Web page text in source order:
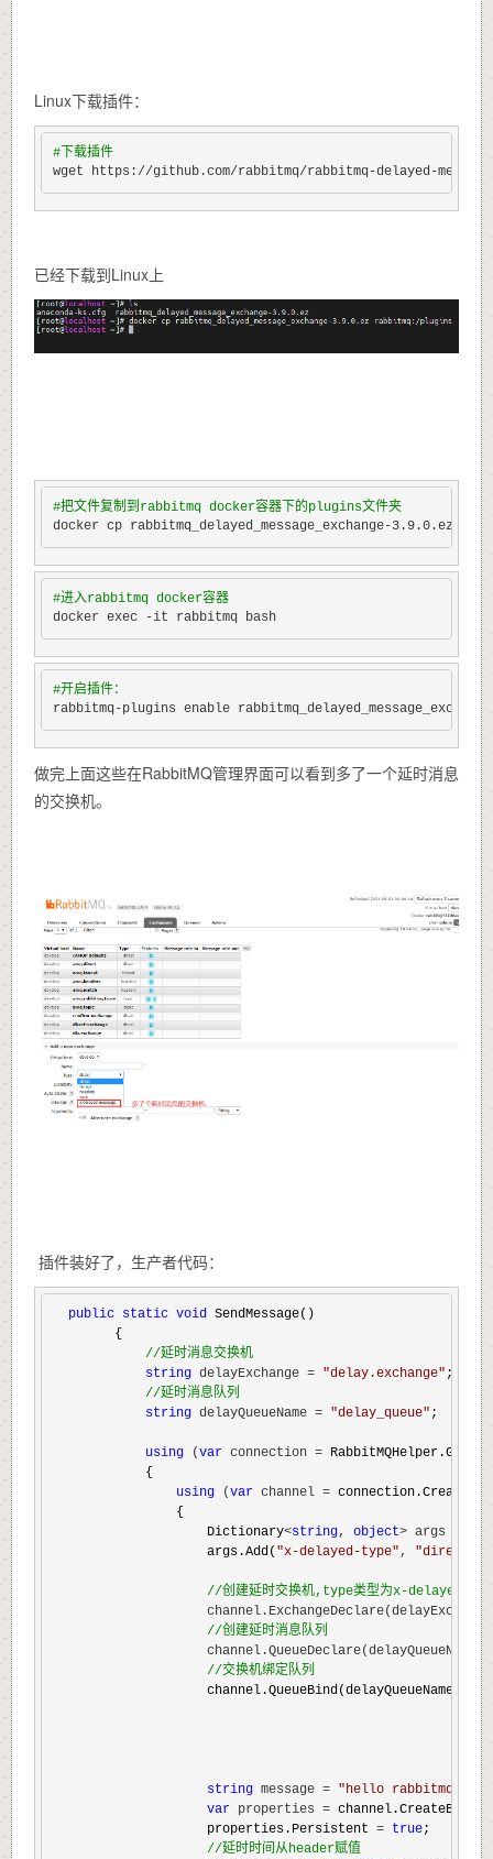
Linux下载插件：
#下载插件
wget https://github.com/rabbitmq/rabbitmq-delayed-
已经下载到Linux上
#把文件复制到rabbitmq docker容器下的plugins文件夹
docker cp rabbitmq_delayed_message_exchange-3.9.0.ez
#进入rabbitmq docker容器
docker exec -it rabbitmq bash
#开启插件：
rabbitmq-plugins enable rabbitmq_delayed_message_exchange
做完上面这些在RabbitMQ管理界面可以看到多了一个延时消息
的交换机。
插件装好了，生产者代码：
public static void SendMessage()
        {
//延时消息交换机
string delayExchange = "delay.exchange" ;
//延时消息队列
string delayQueueName = "delay_queue" ;
using (var connection =
            {
using (var channel =
                {
                    Dictionary
<string, object> args = new
                    args.Add(
"x-delayed-type" , "direct
//创建延时交换机,type类型为x-delayed-
//创建延时消息队列
//交换机绑定队列
channel.QueueBind(delayQueueName,
string message = "hello rabbitmq
var properties =
                    properties.Persistent
= true;
//延时时间从header赋值